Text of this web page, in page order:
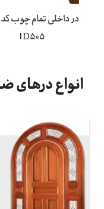
ID505
انواع درهای